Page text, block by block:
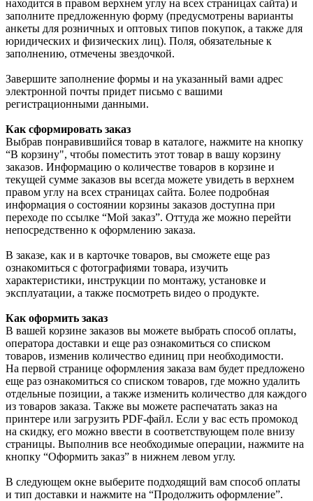
находится в правом верхнем углу на всех страницах сайта) и
заполните предложенную форму (предусмотрены варианты
анкеты для розничных и оптовых типов покупок, а также для
юридических и физических лиц). Поля, обязательные к
заполнению, отмечены звездочкой.
Завершите заполнение формы и на указанный вами адрес
электронной почты придет письмо с вашими
регистрационными данными.
Как сформировать заказ
Выбрав понравившийся товар в каталоге, нажмите на кнопку
“В корзину", чтобы поместить этот товар в вашу корзину
заказов. Информацию о количестве товаров в корзине и
текущей сумме заказов вы всегда можете увидеть в верхнем
правом углу на всех страницах сайта. Более подробная
информация о состоянии корзины заказов доступна при
переходе по ссылке “Мой заказ”. Оттуда же можно перейти
непосредственно к оформлению заказа.
В заказе, как и в карточке товаров, вы сможете еще раз
ознакомиться с фотографиями товара, изучить
характеристики, инструкции по монтажу, установке и
эксплуатации, а также посмотреть видео о продукте.
Как оформить заказ
В вашей корзине заказов вы можете выбрать способ оплаты,
оператора доставки и еще раз ознакомиться со списком
товаров, изменив количество единиц при необходимости.
На первой странице оформления заказа вам будет предложено
еще раз ознакомиться со списком товаров, где можно удалить
отдельные позиции, а также изменить количество для каждого
из товаров заказа. Также вы можете распечатать заказ на
принтере или загрузить PDF-файл. Если у вас есть промокод
на скидку, его можно ввести в соответствующем поле внизу
страницы. Выполнив все необходимые операции, нажмите на
кнопку “Оформить заказ” в нижнем левом углу.
В следующем окне выберите подходящий вам способ оплаты
и тип доставки и нажмите на “Продолжить оформление”.